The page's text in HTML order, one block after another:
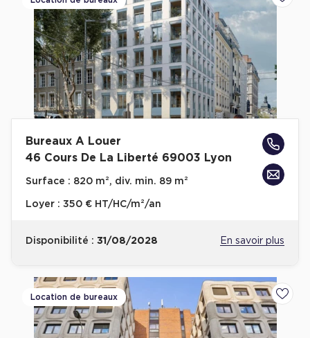
Bureaux A Louer
46 Cours De La Liberté 69003 Lyon
Surface : 820 m², div. min. 89 m²
Loyer : 350 € HT/HC/m²/an
Disponibilité : 31/08/2028 En savoir plus
Location de bureaux